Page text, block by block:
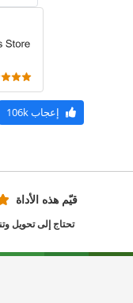
إعجاب106k
قيّم هذه الأداة
تحتاج إلى تحويل